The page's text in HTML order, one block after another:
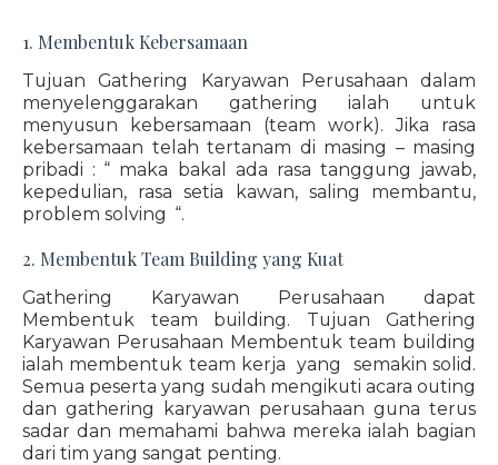
1. Membentuk Kebersamaan
Tujuan Gathering Karyawan Perusahaan dalam
menyelenggarakan gathering ialah untuk
menyusun kebersamaan (team work). Jika rasa
kebersamaan telah tertanam di masing – masing
pribadi : “ maka bakal ada rasa tanggung jawab,
kepedulian, rasa setia kawan, saling membantu,
problem solving “.
2. Membentuk Team Building yang Kuat
Gathering Karyawan Perusahaan dapat
Membentuk team building. Tujuan Gathering
Karyawan Perusahaan Membentuk team building
ialah membentuk team kerja yang semakin solid.
Semua peserta yang sudah mengikuti acara outing
dan gathering karyawan perusahaan guna terus
sadar dan memahami bahwa mereka ialah bagian
dari tim yang sangat penting.